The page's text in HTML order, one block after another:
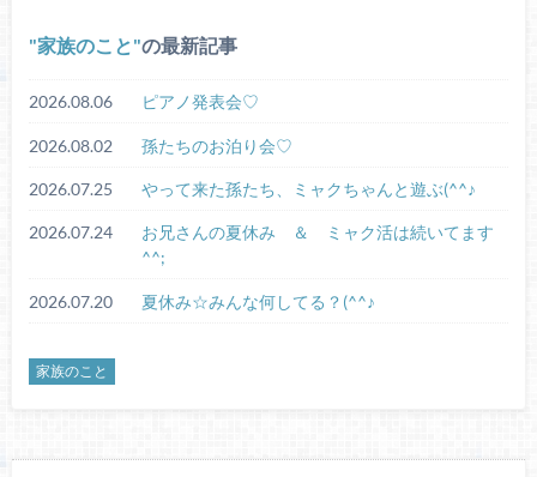
家族のこと の最新記事
2026.08.06 ピアノ発表会♡
2026.08.02 孫たちのお泊り会♡
2026.07.25 やって来た孫たち、ミャクちゃんと遊ぶ(^^♪
2026.07.24
お兄さんの夏休み ＆ ミャク活は続いてます
^^;
2026.07.20 夏休み☆みんな何してる？(^^♪
家族のこと